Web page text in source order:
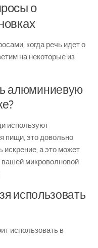
о
когда речь идет о
на некоторые из
алюминиевую
используют
пищи, это довольно
а это может
вашей микроволновой
использовать
использовать в